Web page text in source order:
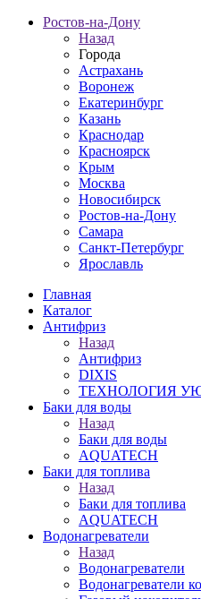
Ростов-на-Дону
Назад
Города
Астрахань
Воронеж
Екатеринбург
Казань
Краснодар
Красноярск
Крым
Москва
Новосибирск
Ростов-на-Дону
Самара
Санкт-Петербург
Ярославль
Главная
Каталог
Антифриз
Назад
Антифриз
DIXIS
ТЕХНОЛОГИЯ
Баки для воды
Назад
Баки для воды
AQUATECH
Баки для топлива
Назад
Баки для топлива
AQUATECH
Водонагреватели
Назад
Водонагреватели
Водонагреватели